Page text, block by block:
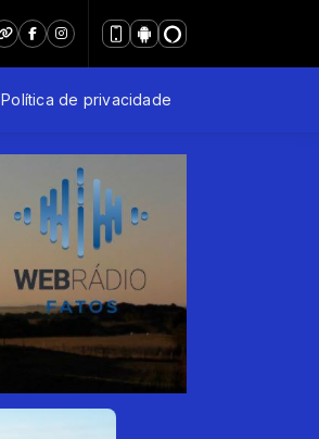
Política de privacidade